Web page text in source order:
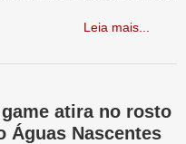
Leia mais...
atira no rosto
Águas Nascentes